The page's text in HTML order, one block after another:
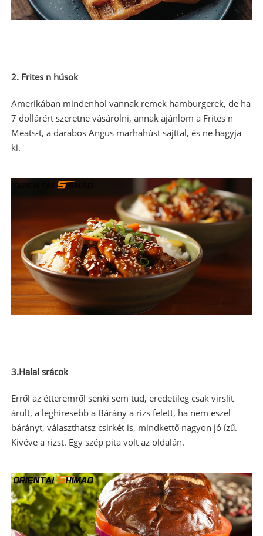
2. Frites n húsok
Amerikában mindenhol vannak remek hamburgerek, de ha
7 dollárért szeretne vásárolni, annak ajánlom a Frites n
Meats-t, a darabos Angus marhahúst sajttal, és ne hagyja
ki.
3.Halal srácok
Erről az étteremről senki sem tud, eredetileg csak virslit
árult, a leghíresebb a Bárány a rizs felett, ha nem eszel
bárányt, választhatsz csirkét is, mindkettő nagyon jó ízű.
Kivéve a rizst. Egy szép pita volt az oldalán.